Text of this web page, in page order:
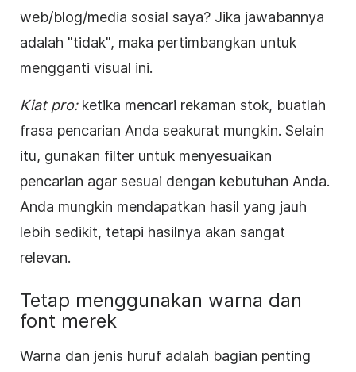
web/blog/media sosial saya? Jika jawabannya
adalah "tidak", maka pertimbangkan untuk
mengganti visual ini.
Kiat pro:ketika mencari rekaman stok, buatlah
frasa pencarian Anda seakurat mungkin. Selain
itu, gunakan filter untuk menyesuaikan
pencarian agar sesuai dengan kebutuhan Anda.
Anda mungkin mendapatkan hasil yang jauh
lebih sedikit, tetapi hasilnya akan sangat
relevan.
Tetap menggunakan warna dan
font merek
Warna dan jenis huruf adalah bagian penting